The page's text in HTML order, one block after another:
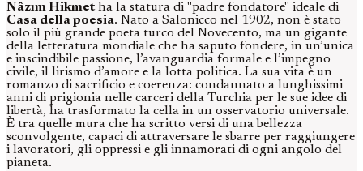
Nâzım Hikmetha la statura di "padre fondatore" ideale di
Casa della poesia. Nato a Salonicco nel 1902, non è stato
solo il più grande poeta turco del Novecento, ma un gigante
della letteratura mondiale che ha saputo fondere, in un’unica
e inscindibile passione, l’avanguardia formale e l’impegno
civile, il lirismo d’amore e la lotta politica. La sua vita è un
romanzo di sacrificio e coerenza: condannato a lunghissimi
anni di prigionia nelle carceri della Turchia per le sue idee di
libertà, ha trasformato la cella in un osservatorio universale.
È tra quelle mura che ha scritto versi di una bellezza
sconvolgente, capaci di attraversare le sbarre per raggiungere
i lavoratori, gli oppressi e gli innamorati di ogni angolo del
pianeta.